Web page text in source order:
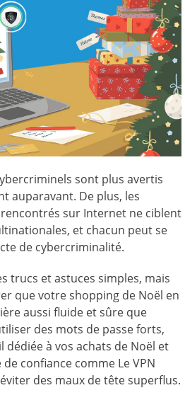
sont plus avertis
auparavant. De plus, les
sur Internet ne ciblent
et chacun peut se
de cybercriminalité.
trucs et astuces simples, mais
que votre shopping de Noël en
aussi fluide et sûre que
des mots de passe forts,
dédiée à vos achats de Noël et
de confiance comme Le VPN
des maux de tête superflus.